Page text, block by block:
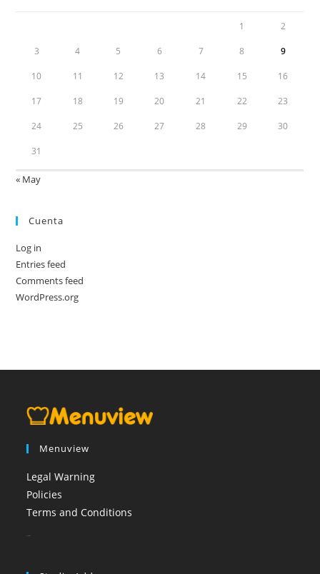
1 2
3 4 5 6 7 8 9
10 11 12 13 14 15 16
17 18 19 20 21 22 23
24 25 26 27 28 29 30
31
« May
Cuenta
Log in
Entries feed
Comments feed
WordPress.org
Menuview
Legal Warning
Policies
Terms and Conditions